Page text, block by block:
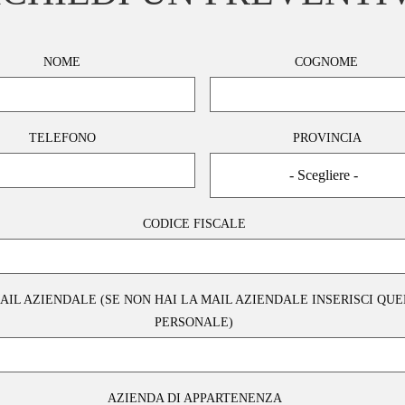
NOME COGNOME
TELEFONO PROVINCIA
- Scegliere -
CODICE FISCALE
AZIENDALE (SE NON HAI LA MAIL AZIENDALE INSERISCI
PERSONALE)
AZIENDA DI APPARTENENZA